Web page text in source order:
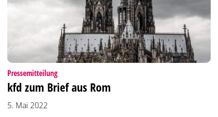
Pressemitteilung:
kfd zum Brief aus Rom
5. Mai 2022